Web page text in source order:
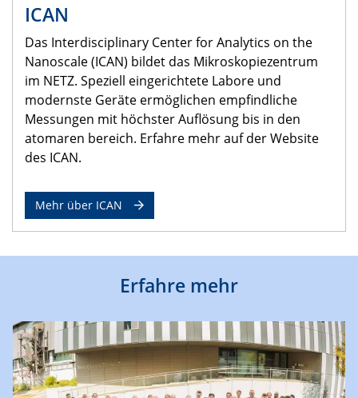
ICAN
Das Interdisciplinary Center for Analytics on the
Nanoscale (ICAN) bildet das Mikroskopiezentrum
im NETZ. Speziell eingerichtete Labore und
modernste Geräte ermöglichen empfindliche
Messungen mit höchster Auflösung bis in den
atomaren bereich. Erfahre mehr auf der Website
des ICAN.
Mehr über ICAN
Erfahre mehr